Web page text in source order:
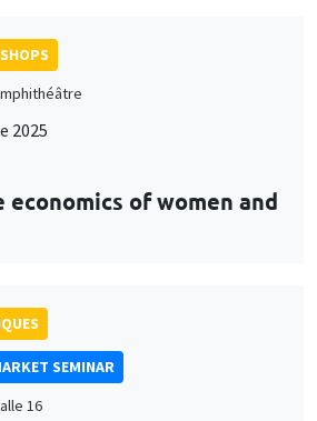
2025
economics of women and
SEMINAR
16